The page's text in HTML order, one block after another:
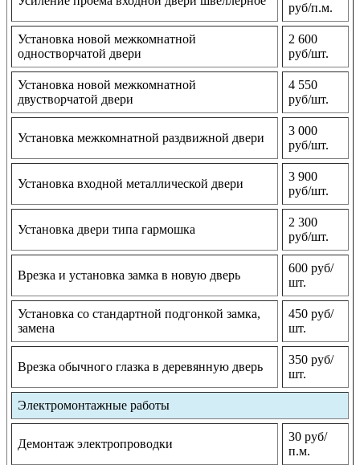
руб/п.м.
Установка новой межкомнатной
одностворчатой двери
2 600
руб/шт.
Установка новой межкомнатной
двустворчатой двери
4 550
руб/шт.
Установка межкомнатной раздвижной двери
3 000
руб/шт.
Установка входной металлической двери
3 900
руб/шт.
Установка двери типа гармошка
2 300
руб/шт.
Врезка и установка замка в новую дверь
600 руб/
шт.
Установка со стандартной подгонкой замка,
замена
450 руб/
шт.
Врезка обычного глазка в деревянную дверь
350 руб/
шт.
Электромонтажные работы
Демонтаж электропроводки
30 руб/
п.м.